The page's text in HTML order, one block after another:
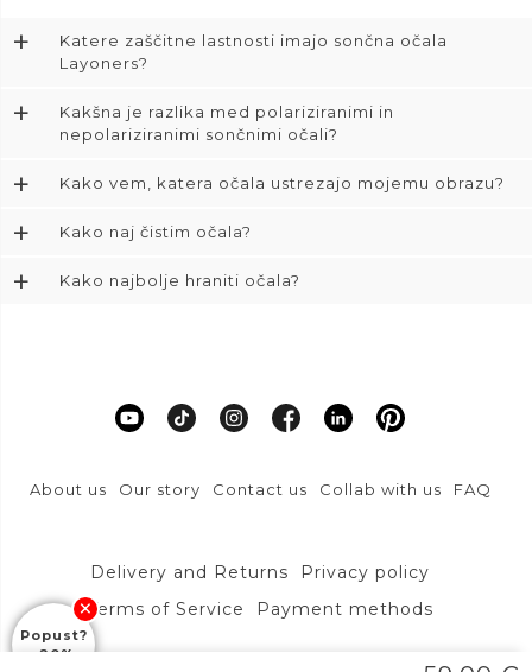
+
Katere zaščitne lastnosti imajo sončna očala
Layoners?
+
Kakšna je razlika med polariziranimi in
nepolariziranimi sončnimi očali?
+ Kako vem, katera očala ustrezajo mojemu obrazu?
+ Kako naj čistim očala?
+ Kako najbolje hraniti očala?
About us Our story Contact us Collab with us FAQ
Delivery and Returns
Privacy policy
Terms of Service
Payment methods
Popust?
-20%